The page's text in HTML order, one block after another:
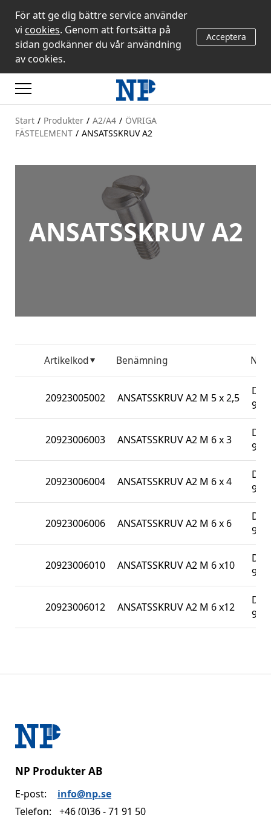
För att ge dig bättre service använder
vi cookies. Genom att fortsätta på
sidan godkänner du vår användning
av cookies.
Acceptera
Start / Produkter / A2/A4 / ÖVRIGA
FÄSTELEMENT / ANSATSSKRUV A2
ANSATSSKRUV A2
Artikelkod Benämning
20923005002 ANSATSSKRUV A2 M 5 x 2,5
DIN
923
20923006003 ANSATSSKRUV A2 M 6 x 3
DIN
923
20923006004 ANSATSSKRUV A2 M 6 x 4
DIN
923
20923006006 ANSATSSKRUV A2 M 6 x 6
DIN
923
20923006010 ANSATSSKRUV A2 M 6 x10
DIN
923
20923006012 ANSATSSKRUV A2 M 6 x12
DIN
923
NP Produkter AB
E-post:
info@np.se
Telefon:
+46 (0)36 - 71 91 50